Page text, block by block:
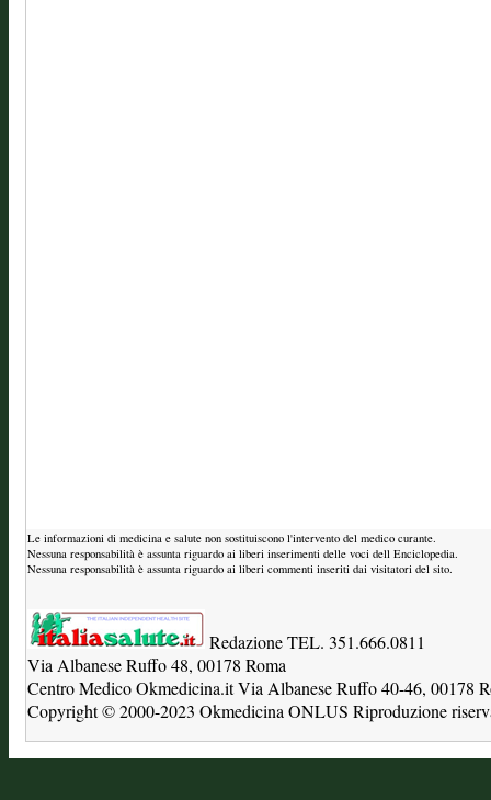
Le informazioni di medicina e salute non sostituiscono l'intervento del medico curante.
Nessuna responsabilità è assunta riguardo ai liberi inserimenti delle voci dell Enciclopedia.
Nessuna responsabilità è assunta riguardo ai liberi commenti inseriti dai visitatori del sito.
Redazione TEL. 351.666.0811
Via Albanese Ruffo 48, 00178 Roma
Centro Medico Okmedicina.it Via Albanese Ruffo 40-46, 00178
Copyright © 2000-2023 Okmedicina ONLUS Riproduzione